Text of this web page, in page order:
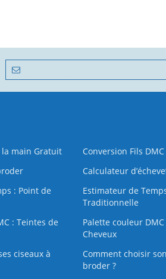
la main Gratuit
Conversion Fils
Calculateur
: Point de
Estimateur de
Traditionnelle
: Teintes de
Palette couleur
Cheveux
ciseaux à
Comment choisir
broder ?